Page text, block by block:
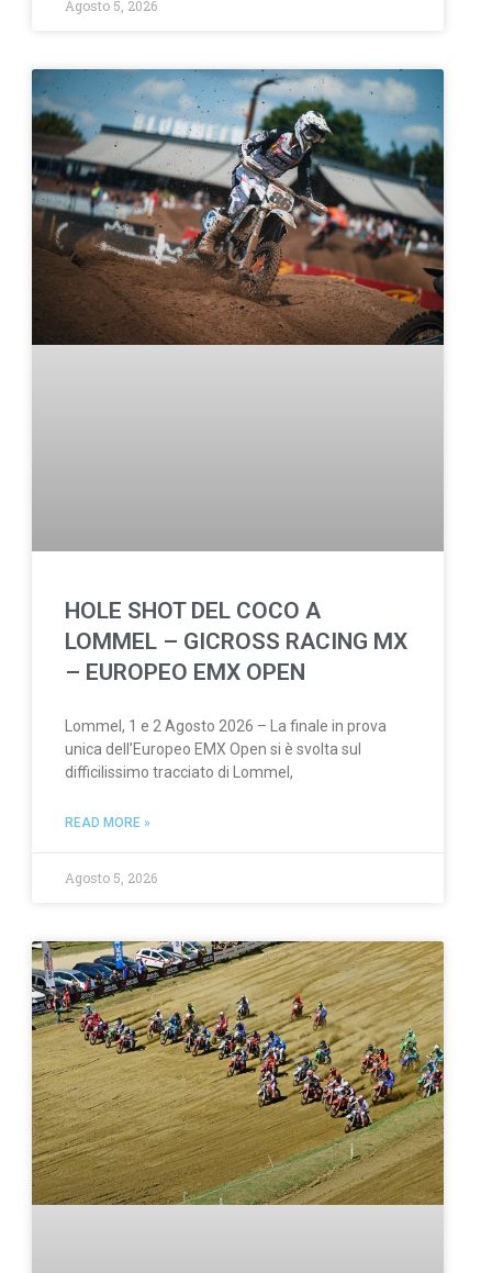
Agosto 5, 2026
HOLE SHOT DEL COCO A
LOMMEL – GICROSS RACING MX
– EUROPEO EMX OPEN
Lommel, 1 e 2 Agosto 2026 – La finale in prova
unica dell’Europeo EMX Open si è svolta sul
difficilissimo tracciato di Lommel,
READ MORE »
Agosto 5, 2026